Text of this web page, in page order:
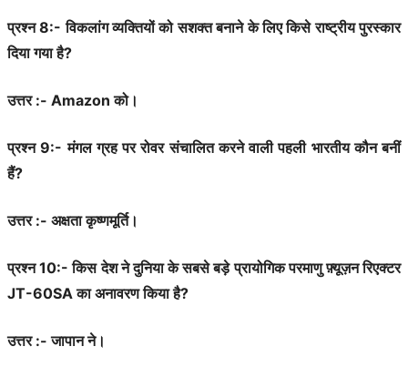
प्रश्न 8:- विकलांग व्यक्तियों को सशक्त बनाने के लिए किसे राष्ट्रीय पुरस्कार
दिया गया है?
उत्तर :- Amazon को।
प्रश्न 9:- मंगल ग्रह पर रोवर संचालित करने वाली पहली भारतीय कौन बनीं
हैं?
उत्तर :- अक्षता कृष्णमूर्ति।
प्रश्न 10:- किस देश ने दुनिया के सबसे बड़े प्रायोगिक परमाणु फ़्यूज़न रिएक्टर
JT-60SA का अनावरण किया है?
उत्तर :- जापान ने।